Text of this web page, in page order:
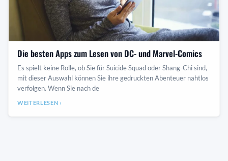
Die besten Apps zum Lesen von DC- und Marvel-Comics
Es spielt keine Rolle, ob Sie für Suicide Squad oder Shang-Chi sind,
mit dieser Auswahl können Sie ihre gedruckten Abenteuer nahtlos
verfolgen. Wenn Sie nach de
WEITERLESEN ›